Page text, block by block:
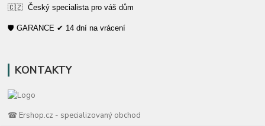
🇨🇿 Český specialista pro váš dům
🛡️ GARANCE ✔ 14 dní na vrácení
KONTAKTY
☎ Ershop.cz - specializovaný obchod